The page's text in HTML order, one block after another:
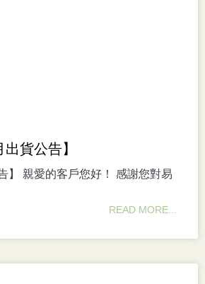
貨公告】
】 親愛的客戶您好！ 感謝您對易
READ MORE...